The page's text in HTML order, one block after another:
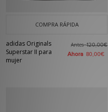
COMPRA RÁPIDA
adidas Originals
Superstar II para
mujer
Antes120,00€
Ahora 80,00€